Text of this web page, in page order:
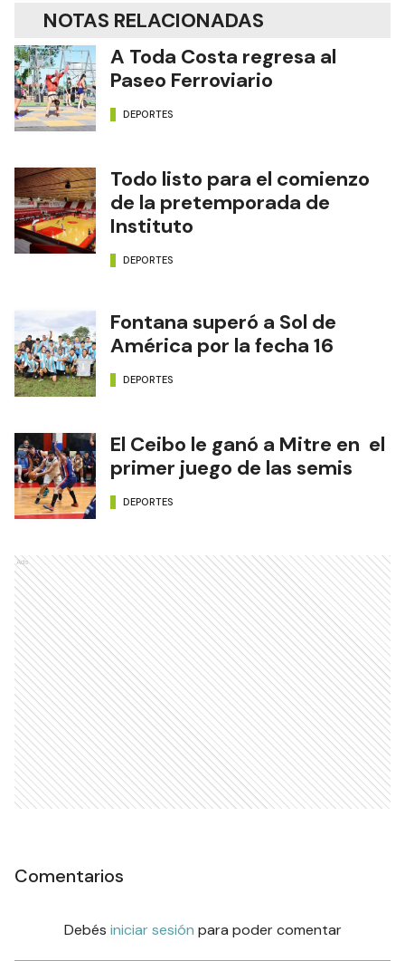
NOTAS RELACIONADAS
A Toda Costa regresa al
Paseo Ferroviario
DEPORTES
Todo listo para el comienzo
de la pretemporada de
Instituto
DEPORTES
Fontana superó a Sol de
América por la fecha 16
DEPORTES
El Ceibo le ganó a Mitre en el
primer juego de las semis
DEPORTES
Ads
Comentarios
Debés iniciar sesión para poder comentar